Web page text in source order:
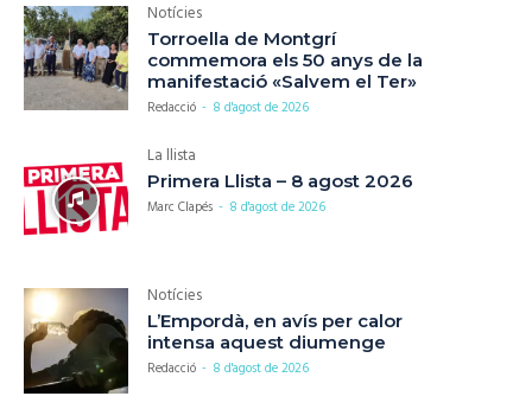
Notícies
Torroella de Montgrí
commemora els 50 anys de la
manifestació «Salvem el Ter»
Redacció - 8 d'agost de 2026
La llista
Primera Llista – 8 agost 2026
Marc Clapés - 8 d'agost de 2026
Notícies
L’Empordà, en avís per calor
intensa aquest diumenge
Redacció - 8 d'agost de 2026